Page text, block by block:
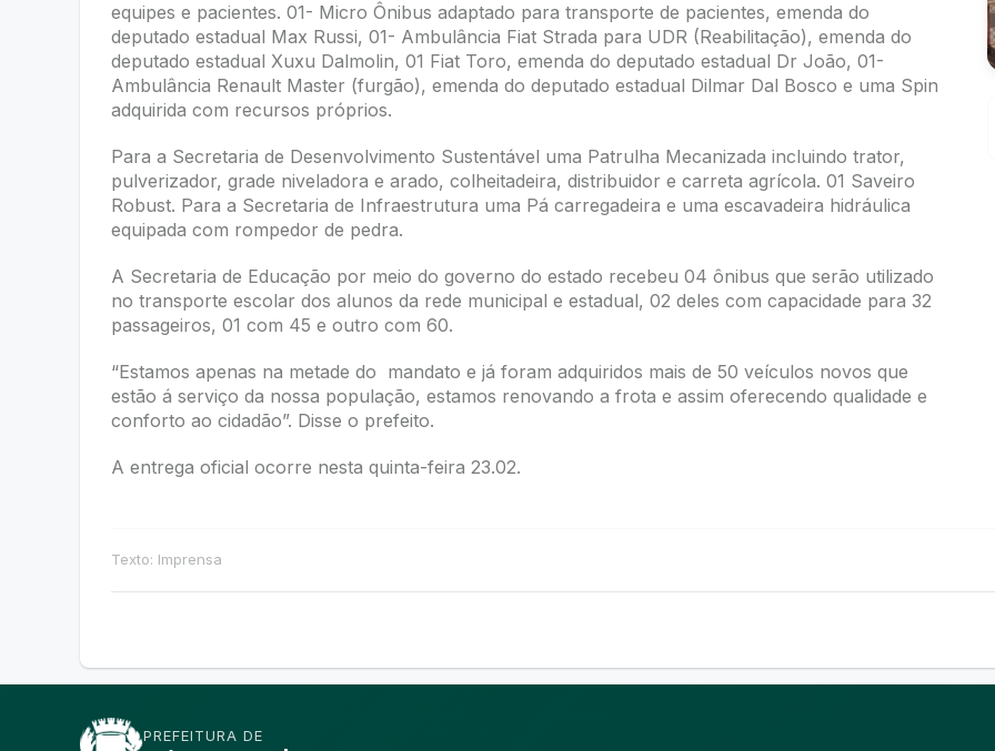
equipes e pacientes. 01- Micro Ônibus adaptado para transporte de pacientes, emenda do
deputado estadual Max Russi, 01- Ambulância Fiat Strada para UDR (Reabilitação), emenda do
deputado estadual Xuxu Dalmolin, 01 Fiat Toro, emenda do deputado estadual Dr João, 01-
Ambulância Renault Master (furgão), emenda do deputado estadual Dilmar Dal Bosco e uma Spin
adquirida com recursos próprios.
Para a Secretaria de Desenvolvimento Sustentável uma Patrulha Mecanizada incluindo trator,
pulverizador, grade niveladora e arado, colheitadeira, distribuidor e carreta agrícola. 01 Saveiro
Robust. Para a Secretaria de Infraestrutura uma Pá carregadeira e uma escavadeira hidráulica
equipada com rompedor de pedra.
A Secretaria de Educação por meio do governo do estado recebeu 04 ônibus que serão utilizado
no transporte escolar dos alunos da rede municipal e estadual, 02 deles com capacidade para 32
passageiros, 01 com 45 e outro com 60.
“Estamos apenas na metade do mandato e já foram adquiridos mais de 50 veículos novos que
estão á serviço da nossa população, estamos renovando a frota e assim oferecendo qualidade e
conforto ao cidadão”. Disse o prefeito.
A entrega oficial ocorre nesta quinta-feira 23.02.
Texto: Imprensa
PREFEITURA DE